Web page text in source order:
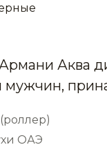
Аква
ОАЭ